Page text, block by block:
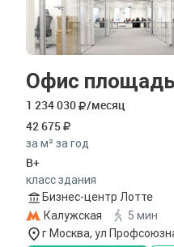
Офис
1 234 030
/месяц
42 675
за м² за год
B+
класс здания
Бизнес-центр Лотте
Калужская
5 мин
г Москва, ул